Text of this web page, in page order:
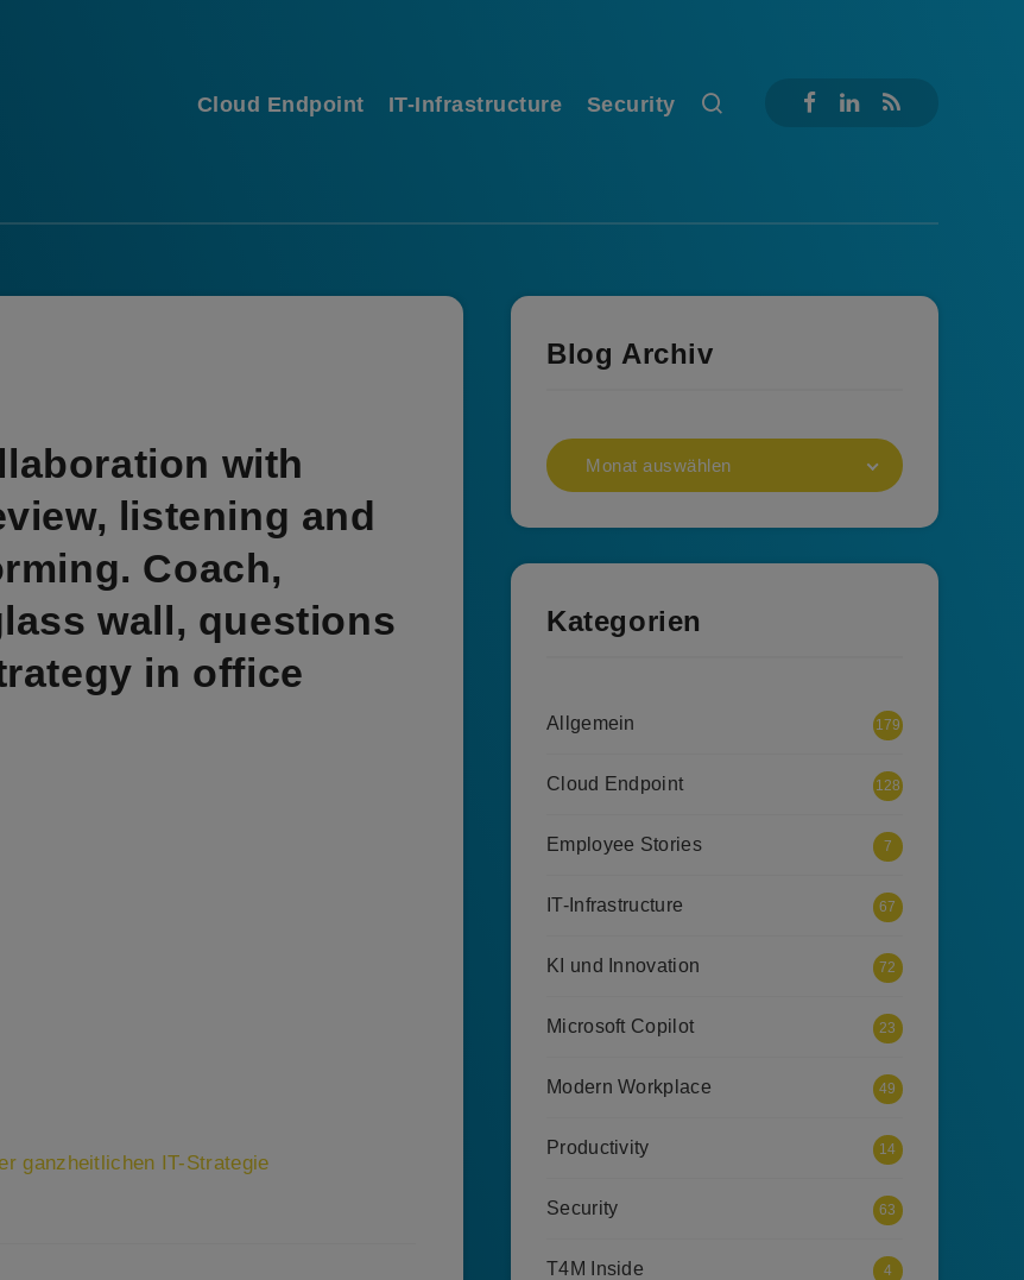
Cloud Endpoint IT-Infrastructure Security
with
listening and
Coach,
wall, questions
in office
ganzheitlichen IT-Strategie
Blog Archiv
Monat auswählen
Kategorien
Allgemein 179
Cloud Endpoint 128
Employee Stories 7
IT-Infrastructure 67
KI und Innovation 72
Microsoft Copilot 23
Modern Workplace 49
Productivity 14
Security 63
T4M Inside 4